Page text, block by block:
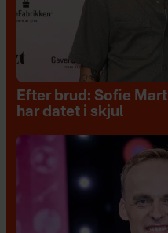
Efter brud: Sofie
har datet i skjul